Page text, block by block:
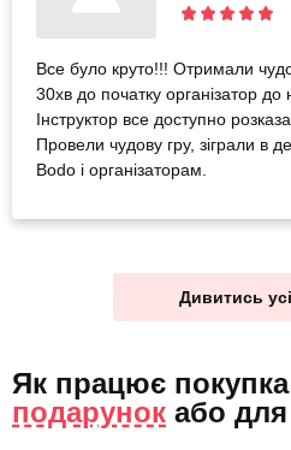
Все було круто!!! Отримали
30хв до початку організатор
Інструктор все доступно
Провели чудову гру, зіграли в
Bodo і організаторам.
Дивитись
Як працює
подарунок або